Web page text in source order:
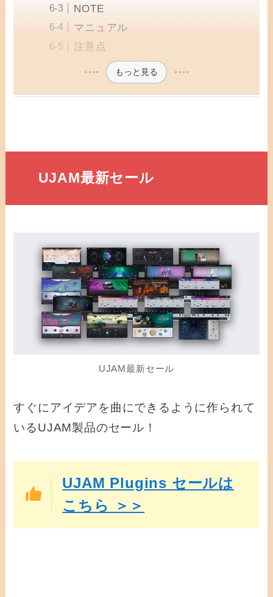
NOTE
マニュアル
注意点
もっと見る
UJAM最新セール
UJAM最新セール
すぐにアイデアを曲にできるように作られて
いるUJAM製品のセール！
UJAM Plugins セールは
こちら ＞＞